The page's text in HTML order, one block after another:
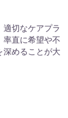
適切なケアプラ
率直に希望や不
深めることが大